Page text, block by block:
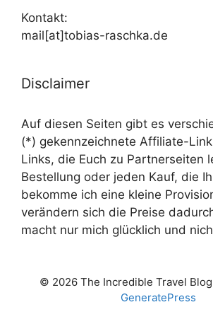
Kontakt:
mail[at]tobias-raschka.de
Disclaimer
Auf diesen Seiten gibt es
(*) gekennzeichnete Affiliate-
Links, die Euch zu Partnerseiten
Bestellung oder jeden Kauf, die
bekomme ich eine kleine
verändern sich die Preise
macht nur mich glücklich und
© 2026 The Incredible Travel Blog
GeneratePress